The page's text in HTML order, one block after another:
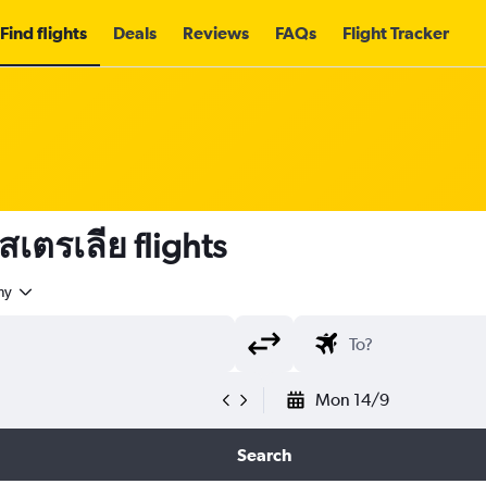
Find flights Deals Reviews FAQs Flight Tracker
เตรเลีย flights
Mon 14/9
Search